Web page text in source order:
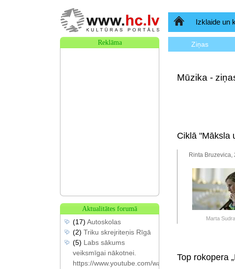
SākumlapaIzklaide un
Ziņas
Mūzika -
Ciklā "Māksla
Rinta Bruzevica,
Marta
Top rokopera
Reklāma
Aktualitātes forumā
(17) Autoskolas
(2) Triku skrejriteņis Rīgā
(5) Labs sākums
veiksmīgai nākotnei.
https://www.youtube.com/watch?